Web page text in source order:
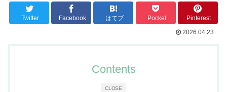
Twitter Facebook はてブ Pocket
Pinterest
2026.04.23
CLOSE
Contents